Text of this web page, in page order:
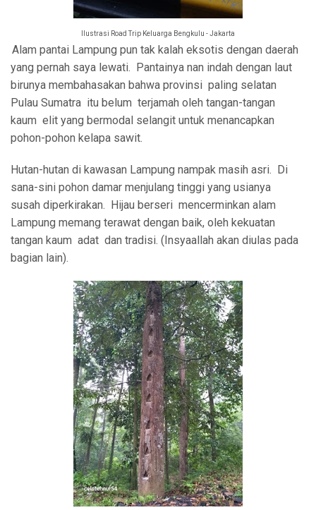
Ilustrasi Road Trip Keluarga Bengkulu - Jakarta
Alam pantai Lampung pun tak kalah eksotis dengan daerah
yang pernah saya lewati. Pantainya nan indah dengan laut
birunya membahasakan bahwa provinsi paling selatan
Pulau Sumatra itu belum terjamah oleh tangan-tangan
kaum elit yang bermodal selangit untuk menancapkan
pohon-pohon kelapa sawit.
Hutan-hutan di kawasan Lampung nampak masih asri. Di
sana-sini pohon damar menjulang tinggi yang usianya
susah diperkirakan. Hijau berseri mencerminkan alam
Lampung memang terawat dengan baik, oleh kekuatan
tangan kaum adat dan tradisi. (Insyaallah akan diulas pada
bagian lain).